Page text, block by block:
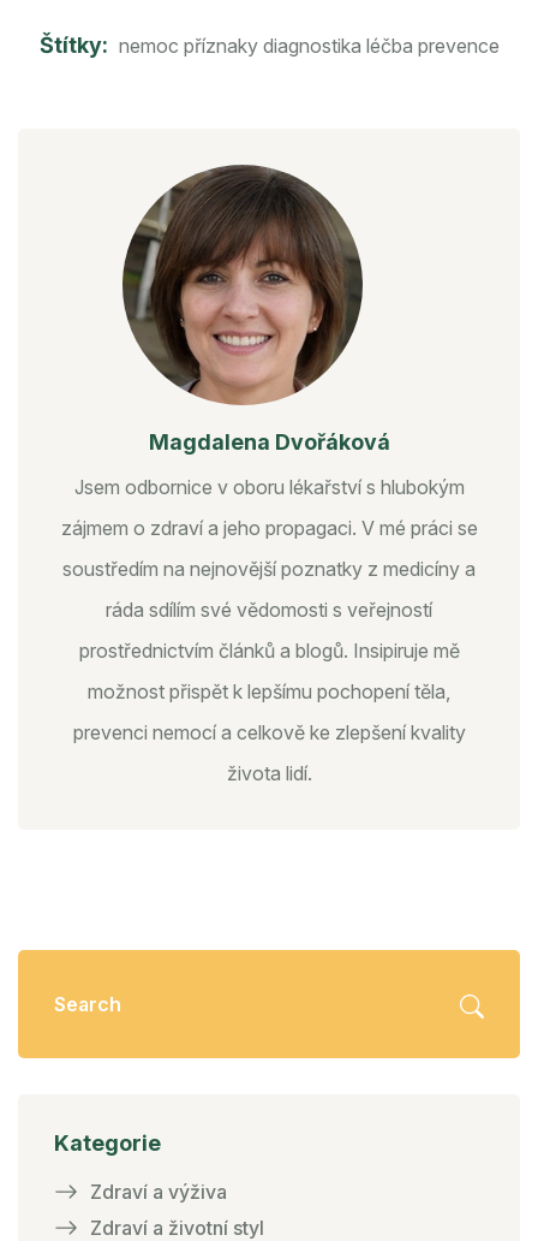
Štítky: nemoc příznaky diagnostika léčba prevence
Magdalena Dvořáková
Jsem odbornice v oboru lékařství s hlubokým
zájmem o zdraví a jeho propagaci. V mé práci se
soustředím na nejnovější poznatky z medicíny a
ráda sdílím své vědomosti s veřejností
prostřednictvím článků a blogů. Insipiruje mě
možnost přispět k lepšímu pochopení těla,
prevenci nemocí a celkově ke zlepšení kvality
života lidí.
Kategorie
Zdraví a výživa
Zdraví a životní styl